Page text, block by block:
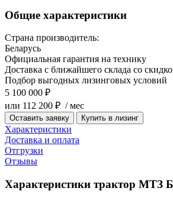
Общие характеристики
Страна производитель:
Беларусь
Официальная гарантия на технику
Доставка с ближайшего склада со
Подбор выгодных лизинговых условий
5 100 000 ₽
или 112 200 ₽ / мес
Оставить заявку Купить в лизинг
Характеристики
Доставка и оплата
Отгрузки
Отзывы
Характеристики трактор МТЗ